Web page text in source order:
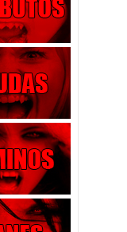
Parte 02: Vuelve el Hijo
Parte 03: Reflexiones